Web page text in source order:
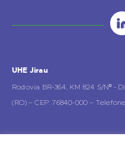
UHE Jirau
Rodovia BR-364, KM 824 S/Nº -
(RO) – CEP: 76840-000 –